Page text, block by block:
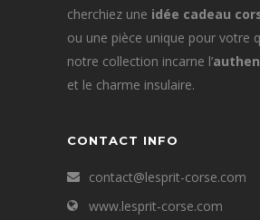
cherchiez une idée cadeau
ou une pièce unique pour votre
notre collection incarne l’
et le charme insulaire.
CONTACT INFO
contact@lesprit-corse.com
www.lesprit-corse.com